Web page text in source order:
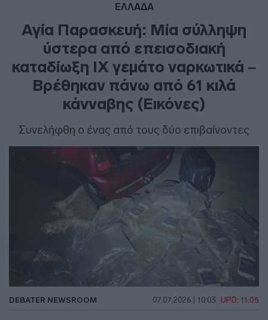
ΕΛΛΑΔΑ
Αγία Παρασκευή: Μία σύλληψη
ύστερα από επεισοδιακή
καταδίωξη ΙΧ γεμάτο ναρκωτικά –
Βρέθηκαν πάνω από 61 κιλά
κάνναβης (Εικόνες)
Συνελήφθη ο ένας από τους δύο επιβαίνοντες
DEBATER NEWSROOM 07.07.2026 | 10:03 UPD: 11:05